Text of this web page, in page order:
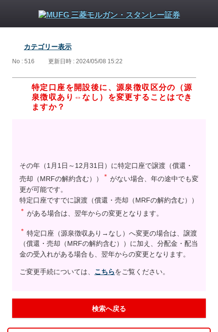
カテゴリー表示
No : 516 更新日時 : 2024/05/08 15:22
特定口座を開設後に、源泉徴収区分の（源
泉徴収あり⇔なし）を変更することはでき
ますか？
その年（1月1日～12月31日）に特定口座で譲渡（償還・
売却（MRFの解約含む））
＊ がない場合、年の途中でも変
更が可能です。
特定口座ですでに譲渡（償還・売却（MRFの解約含む））
＊ がある場合は、翌年からの変更となります。
＊ 特定口座（源泉徴収あり→なし）へ変更の場合は、譲渡
（償還・売却（MRFの解約含む））に加え、分配金・配当
金の受入れがある場合も、翌年からの変更となります。
ご変更手続については、 こちらをご覧ください。
検索へ戻る